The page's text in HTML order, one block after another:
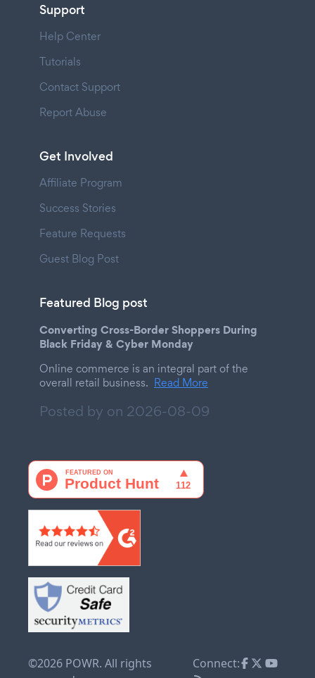
Support
Help Center
Tutorials
Contact Support
Report Abuse
Get Involved
Affiliate Program
Success Stories
Feature Requests
Guest Blog Post
Featured Blog post
Converting Cross-Border Shoppers During
Black Friday & Cyber Monday
Online commerce is an integral part of the
overall retail business. Read More
Posted by on 2026-08-09
©2026 POWR. All rights
Connect: